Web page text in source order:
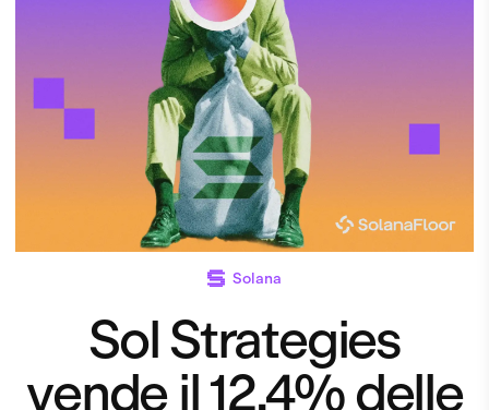
Solana
Sol Strategies
vende il 12,4% delle